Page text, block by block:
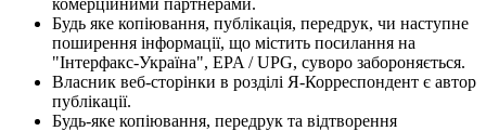
комерційними партнерами.
Будь яке копіювання, публікація, передрук, чи наступне
поширення інформації, що містить посилання на
"Інтерфакс-Україна", EPA / UPG, суворо забороняється.
Власник веб-сторінки в розділі Я-Корреспондент є автор
публікації.
Будь-яке копіювання, передрук та відтворення